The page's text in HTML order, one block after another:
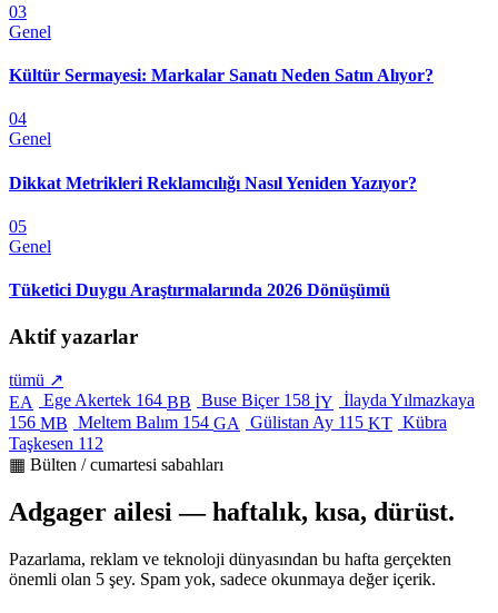
03
Genel
Kültür Sermayesi: Markalar Sanatı Neden Satın Alıyor?
04
Genel
Dikkat Metrikleri Reklamcılığı Nasıl Yeniden Yazıyor?
05
Genel
Tüketici Duygu Araştırmalarında 2026 Dönüşümü
Aktif yazarlar
tümü ↗
EA
Ege Akertek 164 BB Buse Biçer 158 İY İlayda Yılmazkaya
156 MB Meltem Balım 154 GA Gülistan Ay 115 KT Kübra
Taşkesen 112
▦ Bülten / cumartesi sabahları
Adgager ailesi — haftalık, kısa, dürüst.
Pazarlama, reklam ve teknoloji dünyasından bu hafta gerçekten
önemli olan 5 şey. Spam yok, sadece okunmaya değer içerik.